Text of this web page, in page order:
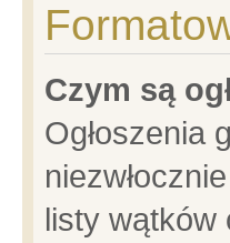
Czym są
Ogłoszenia
listy wątków